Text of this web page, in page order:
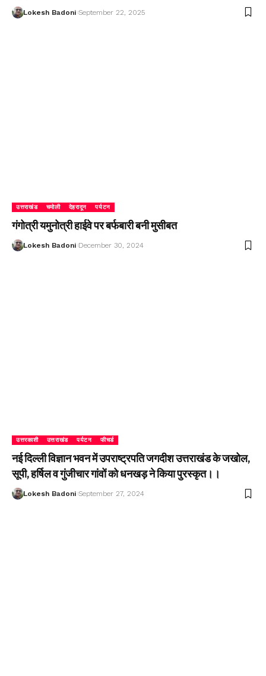
Lokesh Badoni September 22, 2025
उत्तराखंड चमोली देहरादून पर्यटन
गंगोत्री यमुनोत्री हाईवे पर बर्फबारी बनी मुसीबत
Lokesh Badoni December 30, 2024
उत्तरकाशी उत्तराखंड पर्यटन फीचर्ड
नई दिल्ली विज्ञान भवन में उपराष्ट्रपति जगदीश उत्तराखंड के जखोल,
सूपी, हर्षिल व गुंजीचार गांवों को धनखड़ ने किया पुरस्कृत।।
Lokesh Badoni September 27, 2024